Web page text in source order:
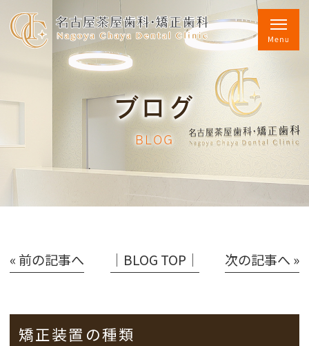
ブログ
BLOG
« 前の記事へ │BLOG TOP│ 次の記事へ »
矯正装置の種類